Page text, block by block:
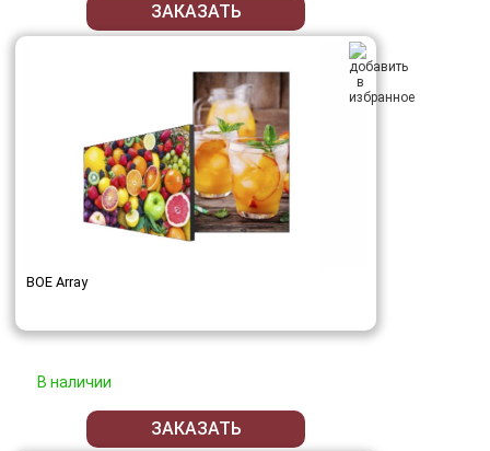
ЗАКАЗАТЬ
BOE Array
В наличии
ЗАКАЗАТЬ